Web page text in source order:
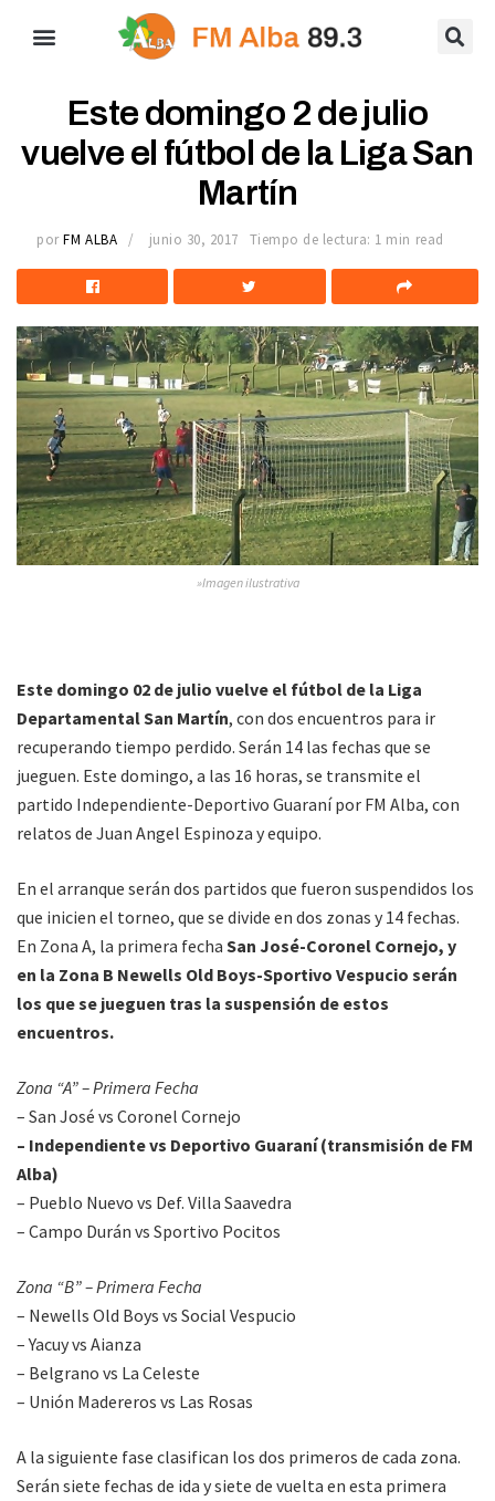
Este domingo 2 de julio
vuelve el fútbol de la Liga San
Martín
por FM ALBA junio 30, 2017 Tiempo de lectura: 1 min read
»Imagen ilustrativa
Este domingo 02 de julio vuelve el fútbol de la Liga
Departamental San Martín, con dos encuentros para ir
recuperando tiempo perdido. Serán 14 las fechas que se
jueguen. Este domingo, a las 16 horas, se transmite el
partido Independiente-Deportivo Guaraní por FM Alba, con
relatos de Juan Angel Espinoza y equipo.
En el arranque serán dos partidos que fueron suspendidos los
que inicien el torneo, que se divide en dos zonas y 14 fechas.
En Zona A, la primera fecha San José-Coronel Cornejo, y
en la Zona B Newells Old Boys-Sportivo Vespucio serán
los que se jueguen tras la suspensión de estos
encuentros.
Zona “A” – Primera Fecha
– San José vs Coronel Cornejo
– Independiente vs Deportivo Guaraní (transmisión de FM
Alba)
– Pueblo Nuevo vs Def. Villa Saavedra
– Campo Durán vs Sportivo Pocitos
Zona “B” – Primera Fecha
– Newells Old Boys vs Social Vespucio
– Yacuy vs Aianza
– Belgrano vs La Celeste
– Unión Madereros vs Las Rosas
A la siguiente fase clasifican los dos primeros de cada zona.
Serán siete fechas de ida y siete de vuelta en esta primera